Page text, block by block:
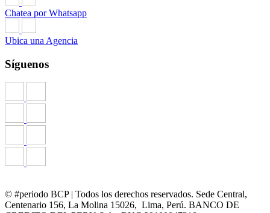
Chatea por Whatsapp
Ubica una Agencia
Síguenos
© #periodo BCP | Todos los derechos reservados. Sede Central,
Centenario 156, La Molina 15026, Lima, Perú. BANCO DE